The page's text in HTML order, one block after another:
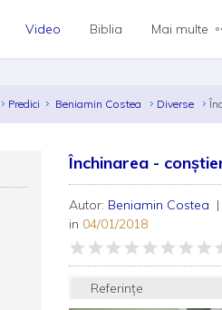
Video Biblia Mai multe
Predici Beniamin Costea Diverse
Închinarea -
Autor: Beniamin Costea
in 04/01/2018
Referințe